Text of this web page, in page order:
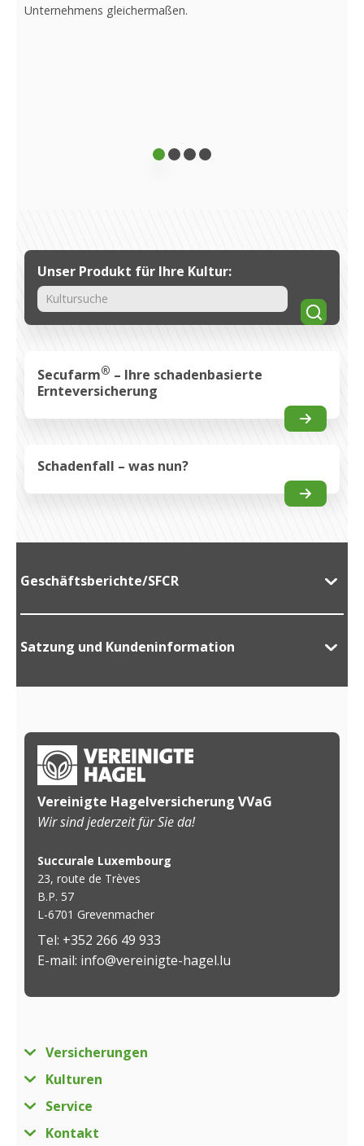
Unternehmens gleichermaßen.
Unser Produkt für Ihre Kultur:
Suche
Secufarm® – Ihre schadenbasierte
Ernteversicherung
Schadenfall – was nun?
Geschäftsberichte/SFCR
Satzung und Kundeninformation
Vereinigte Hagelversicherung VVaG
Wir sind jederzeit für Sie da!
Succurale Luxembourg
23, route de Trèves
B.P. 57
L-6701 Grevenmacher
Tel: +352 266 49 933
E-mail: info@vereinigte-hagel.lu
Versicherungen
Kulturen
Service
Kontakt